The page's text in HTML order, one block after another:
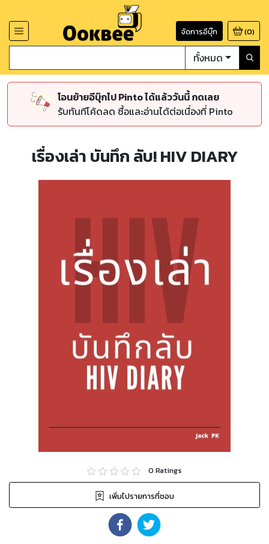
จัดการอีบุ๊ก (0)
ทั้งหมด
โอนย้ายอีบุ๊กไป Pinto ได้แล้ววันนี้ กดเลย
รับทันทีโค้ดลด ซื้อและอ่านได้ต่อเนื่องที่ Pinto
เรื่องเล่า บันทึก ลับ! HIV DIARY
0 Ratings
เพิ่มไปรายการที่ชอบ